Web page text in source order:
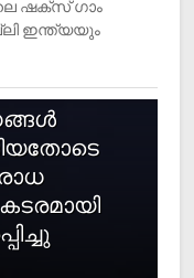
ഷക്സ് ​ഗാം
ഇന്ത്യയും